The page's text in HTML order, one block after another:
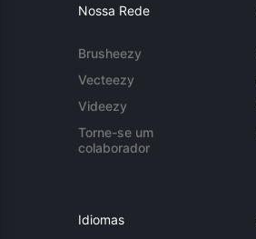
Nossa Rede
Brusheezy
Vecteezy
Videezy
Torne-se um
colaborador
Idiomas